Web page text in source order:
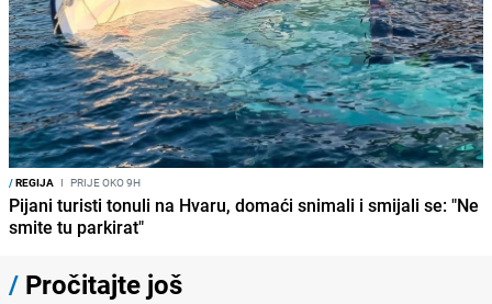
/REGIJA I PRIJE OKO 9H
Pijani turisti tonuli na Hvaru, domaći snimali i smijali se: "Ne
smite tu parkirat"
/ Pročitajte još